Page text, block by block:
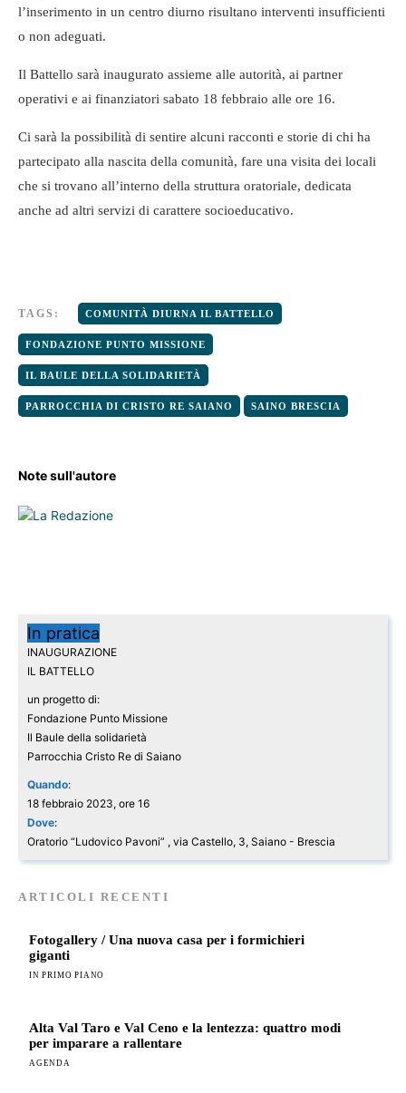
l’inserimento in un centro diurno risultano interventi insufficienti
o non adeguati.
Il Battello sarà inaugurato assieme alle autorità, ai partner
operativi e ai finanziatori sabato 18 febbraio alle ore 16.
Ci sarà la possibilità di sentire alcuni racconti e storie di chi ha
partecipato alla nascita della comunità, fare una visita dei locali
che si trovano all’interno della struttura oratoriale, dedicata
anche ad altri servizi di carattere socioeducativo.
TAGS: COMUNITÀ DIURNA IL BATTELLO
FONDAZIONE PUNTO MISSIONE
IL BAULE DELLA SOLIDARIETÀ
PARROCCHIA DI CRISTO RE SAIANO SAINO BRESCIA
Note sull'autore
In pratica
INAUGURAZIONE
IL BATTELLO
un progetto di:
Fondazione Punto Missione
Il Baule della solidarietà
Parrocchia Cristo Re di Saiano
Quando:
18 febbraio 2023, ore 16
Dove:
Oratorio “Ludovico Pavoni” , via Castello, 3, Saiano - Brescia
ARTICOLI RECENTI
Fotogallery / Una nuova casa per i formichieri
giganti
IN PRIMO PIANO
Alta Val Taro e Val Ceno e la lentezza: quattro modi
per imparare a rallentare
AGENDA